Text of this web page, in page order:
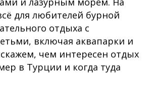
для любителей бурной
отдыха с
включая аквапарки и
чем интересен отдых
в Турции и когда туда